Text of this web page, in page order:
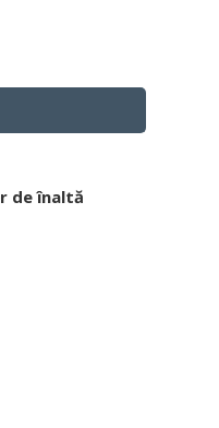
de înaltă